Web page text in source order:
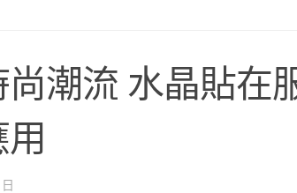
潮流 水晶貼在